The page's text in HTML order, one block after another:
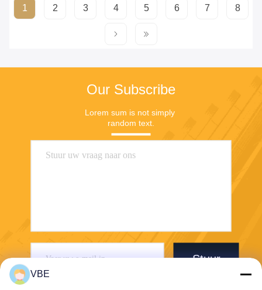
1 2 3 4 5 6 7 8
Our Subscribe
Lorem sum is not simply
random text.
Stuur
VBE